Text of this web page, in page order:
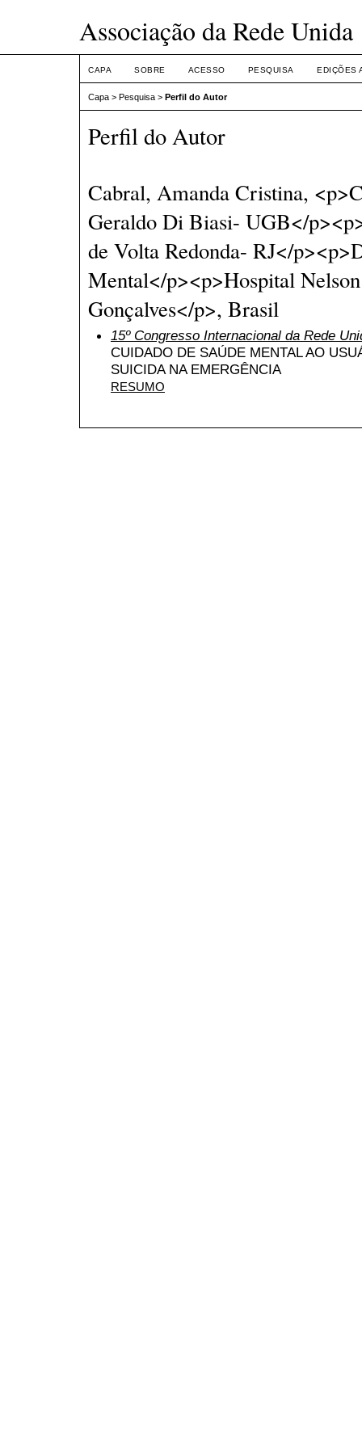
Associação da Rede Unida
CAPA SOBRE ACESSO PESQUISA EDIÇÕES
Capa > Pesquisa > Perfil do Autor
Perfil do Autor
Cabral, Amanda Cristina,
Geraldo Di Biasi- UGB</
de Volta Redonda- RJ</
Mental</p><p>Hospital
Gonçalves</p>, Brasil
15º Congresso Internacional da Rede
CUIDADO DE SAÚDE MENTAL AO
SUICIDA NA EMERGÊNCIA
RESUMO